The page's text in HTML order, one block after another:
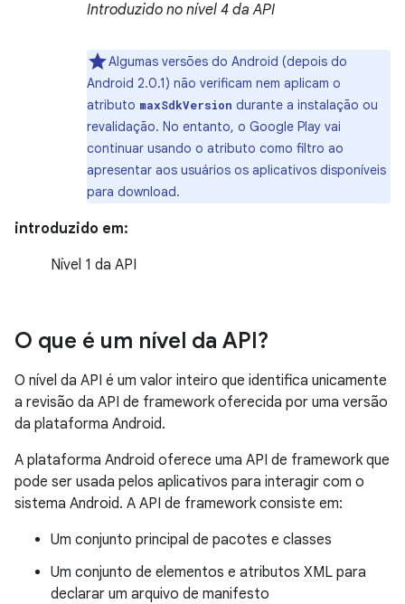
Introduzido no nível 4 da API
Algumas versões do Android (depois do
Android 2.0.1) não verificam nem aplicam o
atributo maxSdkVersion durante a instalação ou
revalidação. No entanto, o Google Play vai
continuar usando o atributo como filtro ao
apresentar aos usuários os aplicativos disponíveis
para download.
introduzido em:
Nível 1 da API
O que é um nível da API?
O nível da API é um valor inteiro que identifica unicamente
a revisão da API de framework oferecida por uma versão
da plataforma Android.
A plataforma Android oferece uma API de framework que
pode ser usada pelos aplicativos para interagir com o
sistema Android. A API de framework consiste em:
Um conjunto principal de pacotes e classes
Um conjunto de elementos e atributos XML para
declarar um arquivo de manifesto